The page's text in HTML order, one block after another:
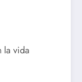
la vida